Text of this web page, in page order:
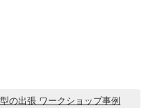
の出張 ワークショップ事例